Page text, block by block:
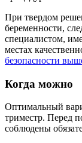
При твердом
беременности,
специалистом,
местах
безопасности
Когда можно
Оптимальный
триместр. Перед
соблюдены